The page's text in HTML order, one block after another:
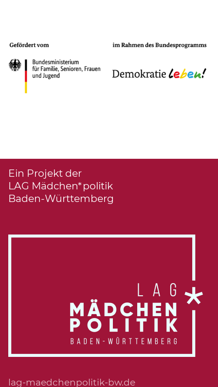
Ein Projekt der
LAG Mädchen*politik
Baden-Württemberg
lag-maedchenpolitik-bw.de